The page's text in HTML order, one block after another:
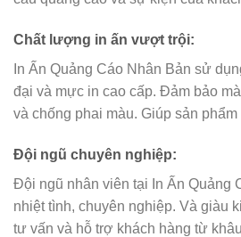
Chất lượng in ấn vượt trội:
In Ấn Quảng Cáo Nhân Bản sử
đại và mực in cao cấp. Đảm bảo
và chống phai màu. Giúp sản
Đội ngũ chuyên nghiệp:
Đội ngũ nhân viên tại In Ấn Quảng
nhiệt tình, chuyên nghiệp. Và giàu
tư vấn và hỗ trợ khách hàng từ